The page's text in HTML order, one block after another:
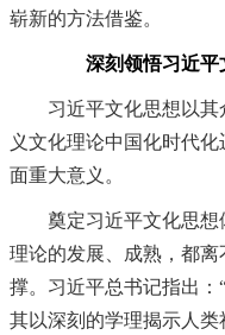
崭新的方法借鉴。
深刻领悟习近平
习近平文化思想以其
义文化理论中国化时代
面重大意义。
奠定习近平文化思想
理论的发展、成熟，都
撑。习近平总书记指出
其以深刻的学理揭示人